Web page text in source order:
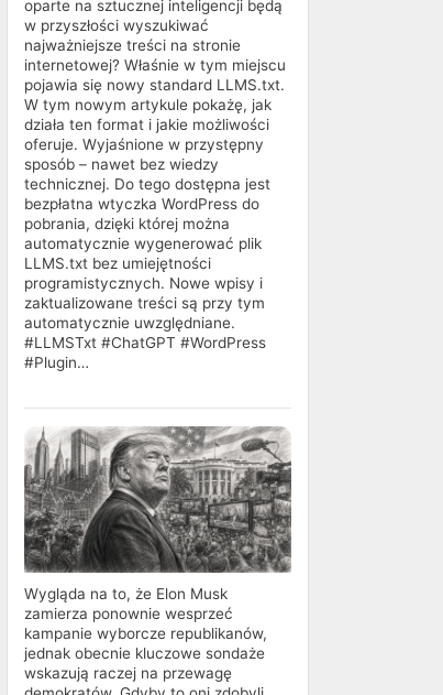
oparte na sztucznej inteligencji będą
w przyszłości wyszukiwać
najważniejsze treści na stronie
internetowej? Właśnie w tym miejscu
pojawia się nowy standard LLMS.txt.
W tym nowym artykule pokażę, jak
działa ten format i jakie możliwości
oferuje. Wyjaśnione w przystępny
sposób – nawet bez wiedzy
technicznej. Do tego dostępna jest
bezpłatna wtyczka WordPress do
pobrania, dzięki której można
automatycznie wygenerować plik
LLMS.txt bez umiejętności
programistycznych. Nowe wpisy i
zaktualizowane treści są przy tym
automatycznie uwzględniane.
#LLMSTxt #ChatGPT #WordPress
#Plugin…
Wygląda na to, że Elon Musk
zamierza ponownie wesprzeć
kampanie wyborcze republikanów,
jednak obecnie kluczowe sondaże
wskazują raczej na przewagę